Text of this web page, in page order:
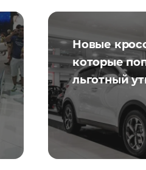
Новые
которые
льготный